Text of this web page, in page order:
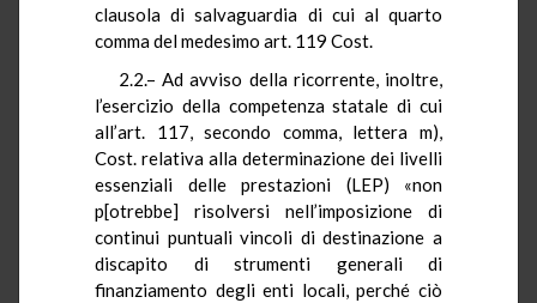
clausola di salvaguardia di cui al quarto
comma del medesimo art. 119 Cost.
2.2.– Ad avviso della ricorrente, inoltre,
l’esercizio della competenza statale di cui
all’art. 117, secondo comma, lettera m),
Cost. relativa alla determinazione dei livelli
essenziali delle prestazioni (LEP) «non
p[otrebbe] risolversi nell’imposizione di
continui puntuali vincoli di destinazione a
discapito di strumenti generali di
finanziamento degli enti locali, perché ciò